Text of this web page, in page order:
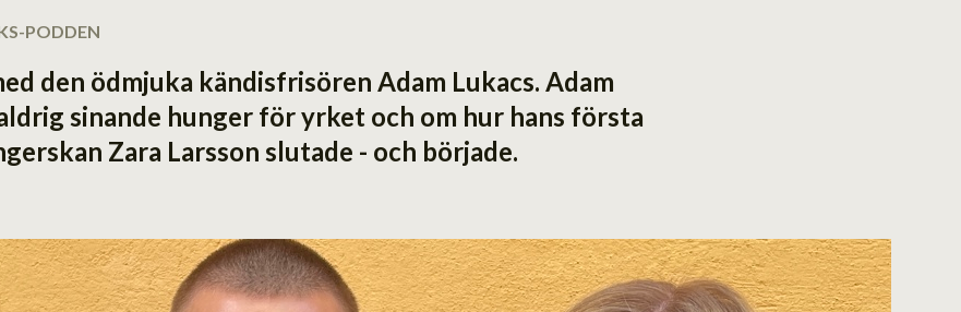
PODDEN
den ödmjuka kändisfrisören Adam Lukacs. Adam
sinande hunger för yrket och om hur hans första
Zara Larsson slutade - och började.